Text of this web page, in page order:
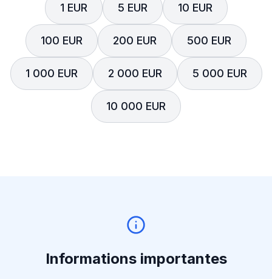
1 EUR 5 EUR 10 EUR
100 EUR 200 EUR 500 EUR
1 000 EUR 2 000 EUR 5 000 EUR
10 000 EUR
Informations importantes